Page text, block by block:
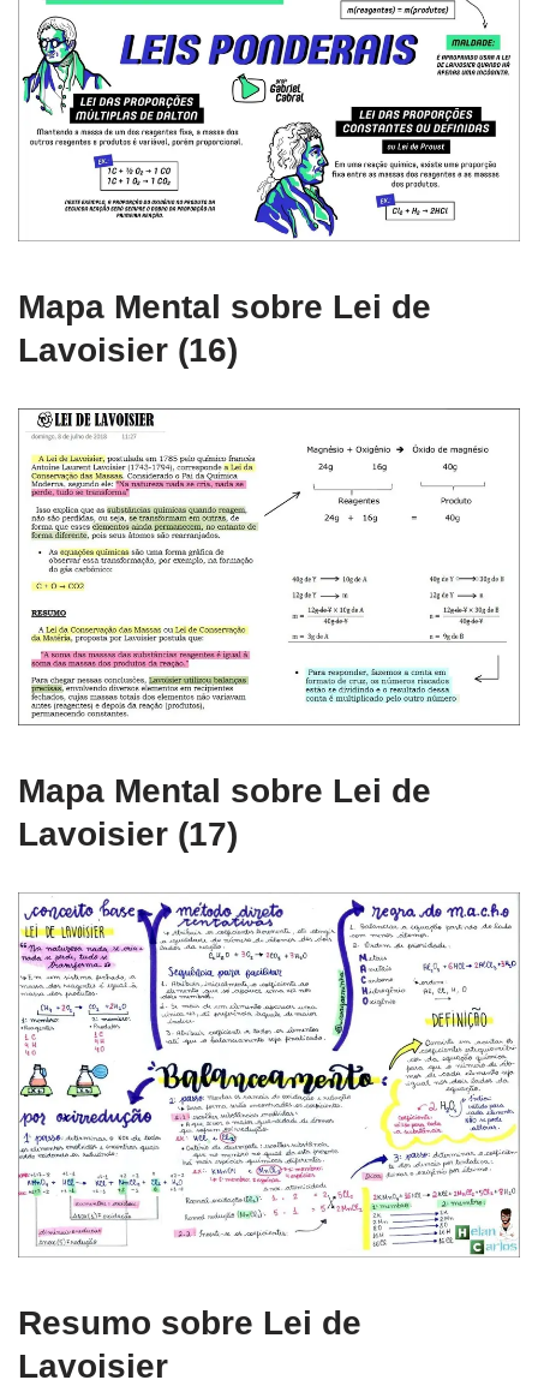
Mapa Mental sobre Lei de
Lavoisier (16)
Mapa Mental sobre Lei de
Lavoisier (17)
Resumo sobre Lei de
Lavoisier